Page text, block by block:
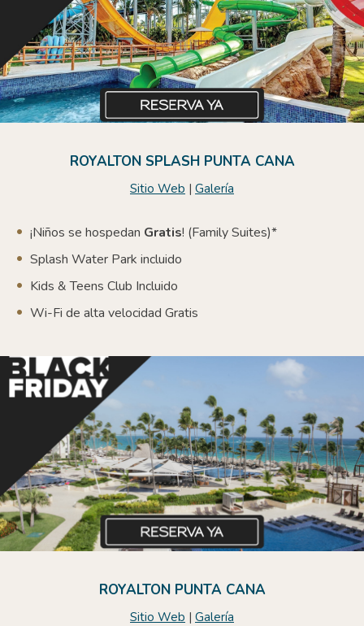
ROYALTON SPLASH PUNTA CANA
Sitio Web | Galería
¡Niños se hospedan Gratis! (Family Suites)*
Splash Water Park incluido
Kids & Teens Club Incluido
Wi-Fi de alta velocidad Gratis
ROYALTON PUNTA CANA
Sitio Web | Galería